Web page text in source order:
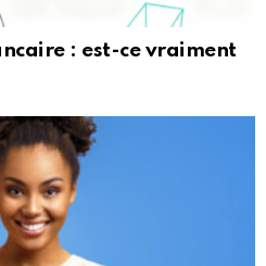
: est-ce vraiment